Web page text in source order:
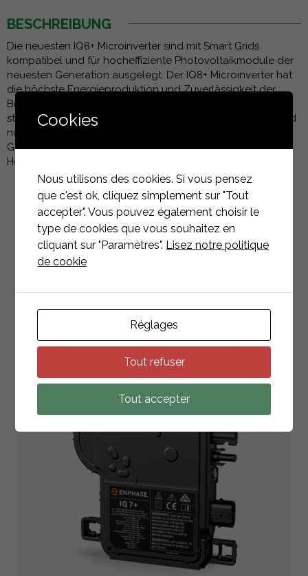
BESCHREIBUNG
Die neuesten IQ8+ Microinverter sind mit Smart Grids
kompatibel und für hocheffiziente Photovoltaikmodule der
neuesten Generation ausgelegt. Der IQ8+ Microinverter hat
die höchste Energieproduktion und Zuverlässigkeit der
Branche und erfüllt mit seiner Schnellabschaltfunktion die
strengsten Sicherheitsstandards. Die IQ8+ Microinverter sind
nur dann CE-zertifiziert und entsprechen verschiedenen
Gesetzgebungen, wenn sie gemäß den Anweisungen des
Herstellers installiert werden.
ZURÜCK ZUR LISTE
Cookies
Nous utilisons des cookies. Si vous pensez
que c'est ok, cliquez simplement sur "Tout
accepter". Vous pouvez également choisir le
type de cookies que vous souhaitez en
cliquant sur "Paramètres". Lisez notre politique
de cookie
Réglages
Tout refuser
Tout accepter